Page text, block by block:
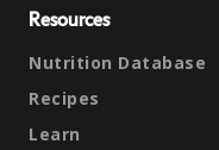
Resources
Nutrition Database
Recipes
Learn